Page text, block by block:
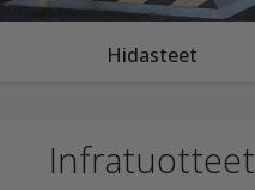
Hidasteet
Infratuotteet